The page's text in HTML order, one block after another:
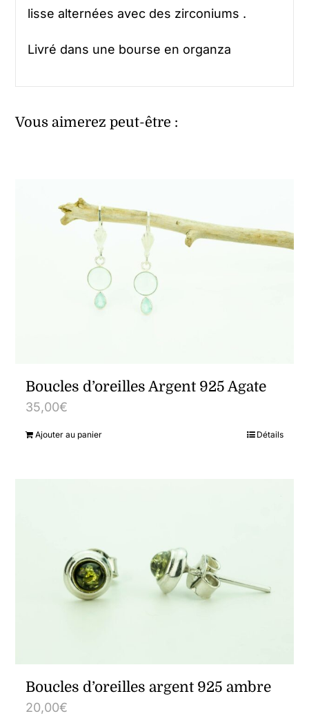
lisse alternées avec des zirconiums .
Livré dans une bourse en organza
Vous aimerez peut-être :
Boucles d’oreilles Argent 925 Agate
35,00€
Ajouter au panier Détails
Boucles d’oreilles argent 925 ambre
20,00€